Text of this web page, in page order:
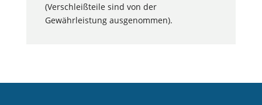
(Verschleißteile sind von der
Gewährleistung ausgenommen).